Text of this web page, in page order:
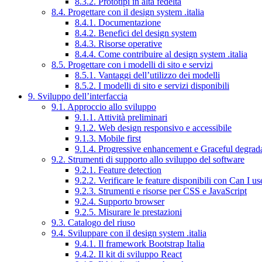
8.4. Progettare con il design system .italia
8.4.1. Documentazione
8.4.2. Benefici del design system
8.4.3. Risorse operative
8.4.4. Come contribuire al design system .italia
8.5. Progettare con i modelli di sito e servizi
8.5.1. Vantaggi dell’utilizzo dei modelli
8.5.2. I modelli di sito e servizi disponibili
9. Sviluppo dell’interfaccia
9.1. Approccio allo sviluppo
9.1.1. Attività preliminari
9.1.2. Web design responsivo e accessibile
9.1.3. Mobile first
9.1.4. Progressive enhancement e Graceful
9.2. Strumenti di supporto allo sviluppo del software
9.2.1. Feature detection
9.2.2. Verificare le feature disponibili con Can I
9.2.3. Strumenti e risorse per CSS e JavaScript
9.2.4. Supporto browser
9.2.5. Misurare le prestazioni
9.3. Catalogo del riuso
9.4. Sviluppare con il design system .italia
9.4.1. Il framework Bootstrap Italia
9.4.2. Il kit di sviluppo React